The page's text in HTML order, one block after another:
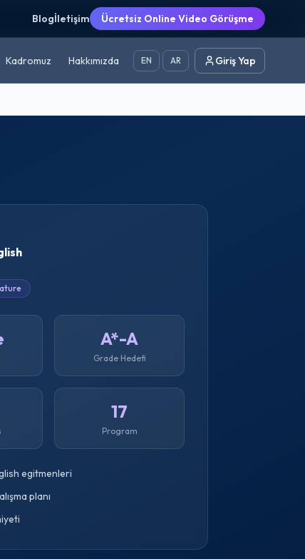
Blogİletişim Ücretsiz Online Video Görüşme
Kadromuz Hakkımızda EN AR Giriş Yap
A*-A
Grade Hedefi
17
Program
egitmenleri
planı